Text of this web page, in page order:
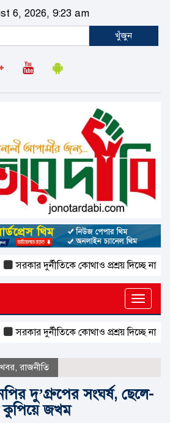
6, 2026, 9:23 am
খুঁজুন
সরকার দুর্নীতিকে কোথাও প্রশ্রয় দিচ্ছে না : দুদক
Toggle
সরকার দুর্নীতিকে কোথাও প্রশ্রয় দিচ্ছে না : দুদক
, রাজনীতি
দু’গ্রুপের সংঘর্ষ, ছেলে-
জখম